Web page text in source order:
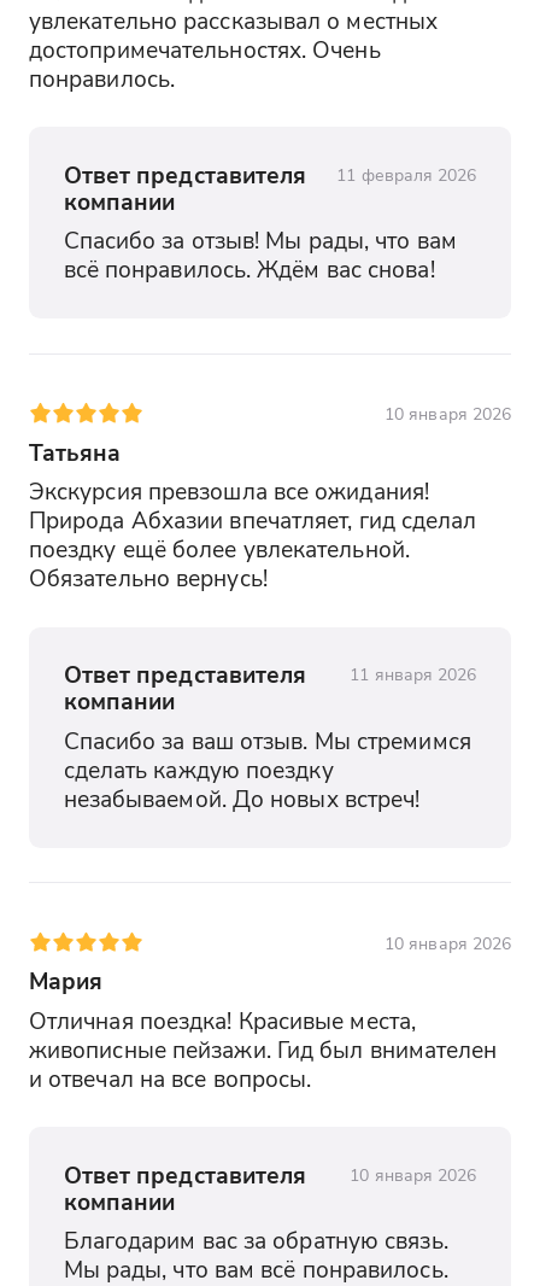
увлекательно рассказывал о местных
достопримечательностях. Очень
понравилось.
Ответ представителя
компании
11 февраля 2026
Спасибо за отзыв! Мы рады, что вам
всё понравилось. Ждём вас снова!
10 января 2026
Татьяна
Экскурсия превзошла все ожидания!
Природа Абхазии впечатляет, гид сделал
поездку ещё более увлекательной.
Обязательно вернусь!
Ответ представителя
компании
11 января 2026
Спасибо за ваш отзыв. Мы стремимся
сделать каждую поездку
незабываемой. До новых встреч!
10 января 2026
Мария
Отличная поездка! Красивые места,
живописные пейзажи. Гид был внимателен
и отвечал на все вопросы.
Ответ представителя
компании
10 января 2026
Благодарим вас за обратную связь.
Мы рады, что вам всё понравилось.